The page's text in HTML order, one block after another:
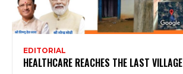
EDITORIAL
HEALTHCARE REACHES THE LAST VILLAGE